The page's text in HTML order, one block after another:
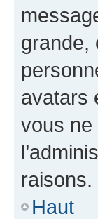
grande,
avatars
vous ne
raisons.
Haut